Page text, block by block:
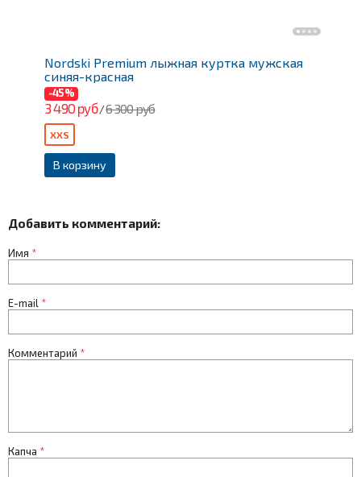
Nordski Premium лыжная куртка мужская
синяя-красная
-45%
3 490 руб/6 300 руб
В корзину
XXS
Добавить комментарий:
Имя *
E-mail *
Комментарий *
Капча *